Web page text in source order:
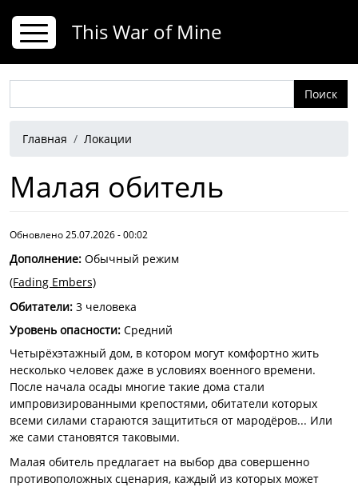
This War of Mine
Строка навигации
Главная Локации
Малая обитель
Обновлено 25.07.2026 - 00:02
Дополнение: Обычный режим
(Fading Embers)
Обитатели: 3 человека
Уровень опасности: Средний
Четырёхэтажный дом, в котором могут комфортно жить
несколько человек даже в условиях военного времени.
После начала осады многие такие дома стали
импровизированными крепостями, обитатели которых
всеми силами стараются защититься от мародёров... Или
же сами становятся таковыми.
Малая обитель предлагает на выбор два совершенно
противоположных сценария, каждый из которых может